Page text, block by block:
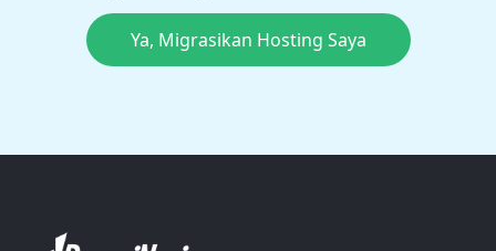
Ya, Migrasikan Hosting Saya